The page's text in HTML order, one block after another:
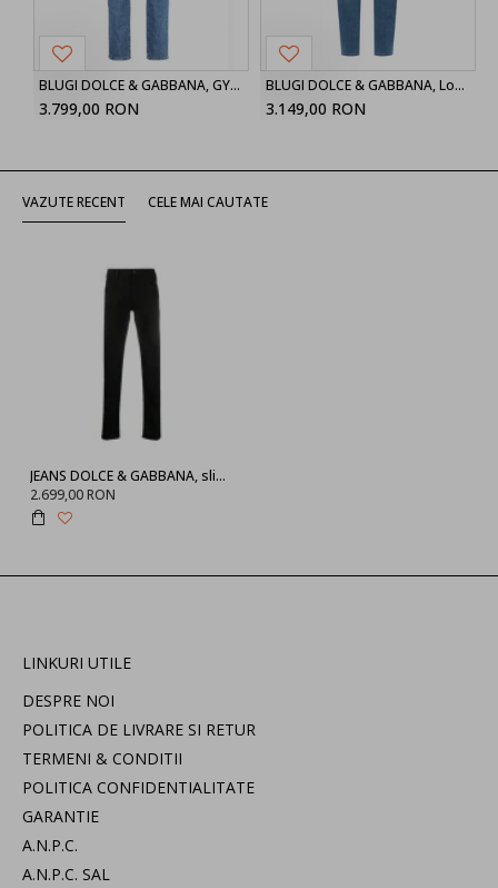
BLUGI DOLCE & GABBANA, GY07CDG8FS5S9001 Slim Fit
3.799,00 RON
BLUGI DOLCE & GABBANA, Logo Brand, Slim Fit
3.149,00 RON
VAZUTE RECENT CELE MAI CAUTATE
JEANS DOLCE & GABBANA, slim-fit stretch Black
2.699,00 RON
LINKURI UTILE
DESPRE NOI
POLITICA DE LIVRARE SI RETUR
TERMENI & CONDITII
POLITICA CONFIDENTIALITATE
GARANTIE
A.N.P.C.
A.N.P.C. SAL